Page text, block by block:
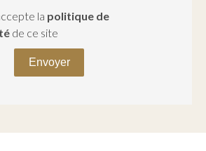
la politique de
de ce site
Envoyer